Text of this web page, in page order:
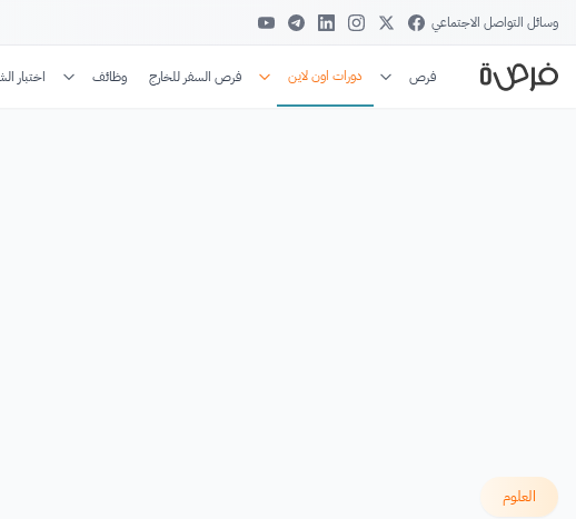
وسائل التواصل الاجتماعي
فرص دورات اون لاين فرص السفر للخارج وظائف اختبار
العلوم